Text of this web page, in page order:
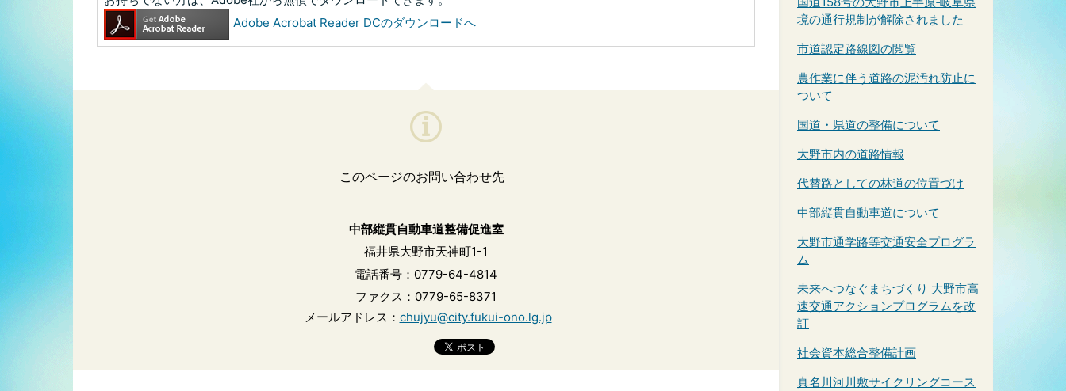
Adobe Acrobat Reader DCのダウンロードへ
このページのお問い合わせ先
中部縦貫自動車道整備促進室
福井県大野市天神町1-1
電話番号：0779-64-4814
ファクス：0779-65-8371
メールアドレス： chujyu@city.fukui-ono.lg.jp
境の通行規制が解除されました
市道認定路線図の閲覧
農作業に伴う道路の泥汚れ防止に
ついて
国道・県道の整備について
大野市内の道路情報
代替路としての林道の位置づけ
中部縦貫自動車道について
大野市通学路等交通安全プログラ
ム
未来へつなぐまちづくり 大野市高
速交通アクションプログラムを改
訂
社会資本総合整備計画
真名川河川敷サイクリングコース